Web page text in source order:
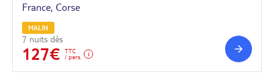
France, Corse
MALIN
7 nuits dès
127€
TTC
/ pers.